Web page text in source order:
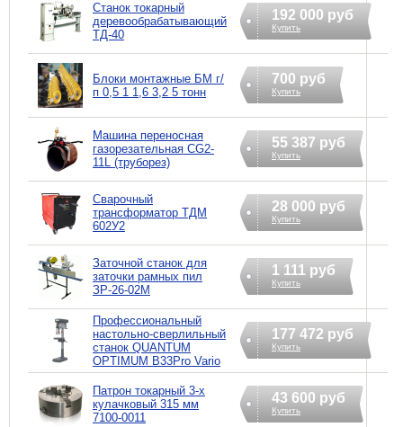
Станок токарный
деревообрабатывающий
ТД-40
192 000 руб
Купить
Блоки монтажные БМ г/
п 0,5 1 1,6 3,2 5 тонн
700 руб
Купить
Машина переносная
газорезательная CG2-
11L (труборез)
55 387 руб
Купить
Сварочный
трансформатор ТДМ
602У2
28 000 руб
Купить
Заточной станок для
заточки рамных пил
ЗР-26-02М
1 111 руб
Купить
Профессиональный
настольно-сверлильный
станок QUANTUM
OPTIMUM B33Pro Vario
177 472 руб
Купить
Патрон токарный 3-х
кулачковый 315 мм
7100-0011
43 600 руб
Купить